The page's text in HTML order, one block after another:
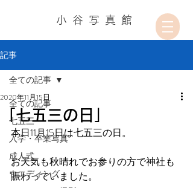
小谷写真館
記事
全ての記事
七五三
入学・卒業写真
成人式
ウエディング
全ての記事
「七五三の日」
2020年11月15日
本日11月15日は七五三の日。
お天気も秋晴れでお参りの方で神社も
賑わっていました。